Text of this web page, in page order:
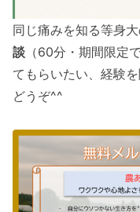
同じ痛みを知る等身大
談 （60分・期間限定
てもらいたい、経験
どうぞ^^